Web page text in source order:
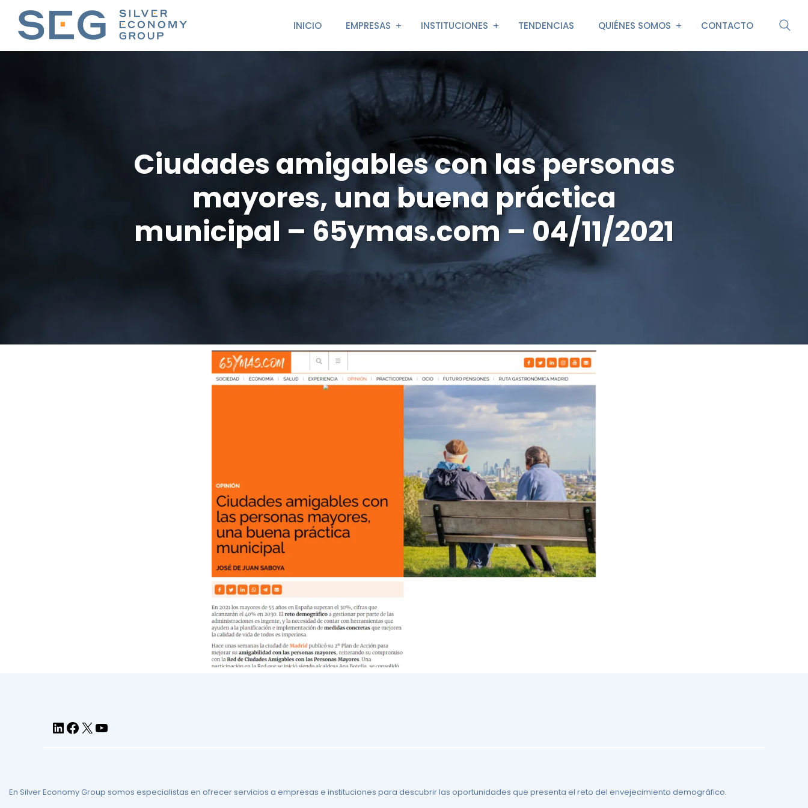
INICIO EMPRESAS INSTITUCIONES TENDENCIAS QUIÉNES SOMOS CONTACTO
Ciudades amigables con las personas
mayores, una buena práctica
municipal – 65ymas.com – 04/11/2021
En Silver Economy Group somos especialistas en ofrecer servicios a empresas e instituciones para descubrir las oportunidades que presenta el reto del envejecimiento demográfico.